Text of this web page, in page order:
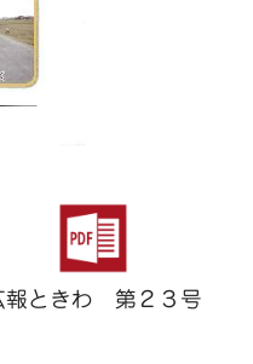
報ときわ 第２３号